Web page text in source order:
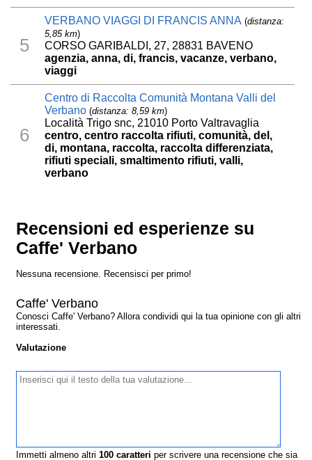
5
VERBANO VIAGGI DI FRANCIS ANNA (distanza:
5,85 km)
CORSO GARIBALDI, 27, 28831 BAVENO
agenzia, anna, di, francis, vacanze, verbano,
viaggi
6
Centro di Raccolta Comunità Montana Valli del
Verbano (distanza: 8,59 km)
Località Trigo snc, 21010 Porto Valtravaglia
centro, centro raccolta rifiuti, comunità, del,
di, montana, raccolta, raccolta differenziata,
rifiuti speciali, smaltimento rifiuti, valli,
verbano
Recensioni ed esperienze su
Caffe' Verbano
Nessuna recensione. Recensisci per primo!
Caffe' Verbano
Conosci Caffe' Verbano? Allora condividi qui la tua opinione con gli altri
interessati.
Valutazione
Immetti almeno altri100 caratteri per scrivere una recensione che sia